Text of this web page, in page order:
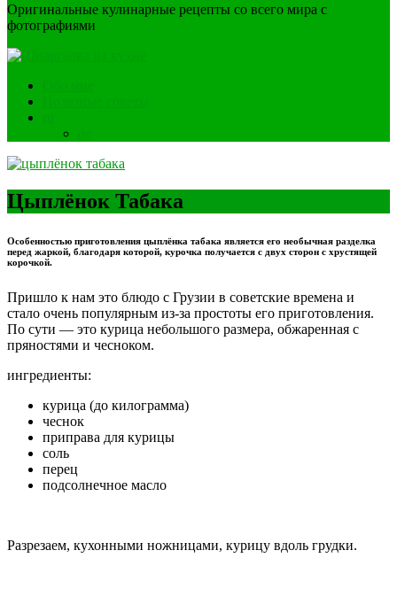
Оригинальные кулинарные рецепты со всего мира с
фотографиями
Цыплёнок Табака
Особенностью приготовления цыплёнка табака является его необычная разделка
перед жаркой, благодаря которой, курочка получается с двух сторон с хрустящей
корочкой.
Пришло к нам это блюдо с Грузии в советские времена и
стало очень популярным из-за простоты его приготовления.
По сути — это курица небольшого размера, обжаренная с
пряностями и чесноком.
ингредиенты:
курица (до килограмма)
чеснок
приправа для курицы
соль
перец
подсолнечное масло
Разрезаем, кухонными ножницами, курицу вдоль грудки.